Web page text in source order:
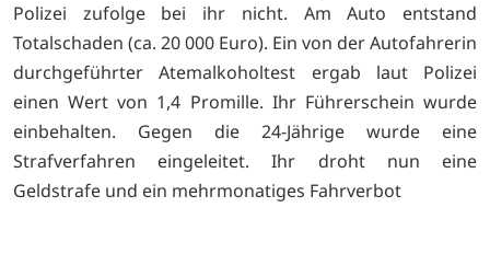
Polizei zufolge bei ihr nicht. Am Auto entstand
Totalschaden (ca. 20 000 Euro). Ein von der Autofahrerin
durchgeführter Atemalkoholtest ergab laut Polizei
einen Wert von 1,4 Promille. Ihr Führerschein wurde
einbehalten. Gegen die 24-Jährige wurde eine
Strafverfahren eingeleitet. Ihr droht nun eine
Geldstrafe und ein mehrmonatiges Fahrverbot